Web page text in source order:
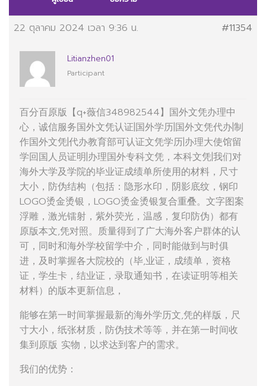
22 ตุลาคม 2024 เวลา 9:36 น. #11354
Litianzhen01
Participant
百分百原版【q+薇信348982544】国外文凭办理中
心，诚信服务国外文凭认证|国外学历|国外文凭代办|制
作国外文凭|代办教育部可认证文凭学历|办理大使馆留
学回国人员证明|办理国外专科文凭，本科文凭|我们对
海外大学及学院的毕业证成绩单所使用的材料，尺寸
大小，防伪结构（包括：隐形水印，阴影底纹，钢印
LOGO烫金烫银，LOGO烫金烫银复合重叠。文字图案
浮雕，激光镭射，紫外荧光，温感，复印防伪）都有
原版本文,凭对照。质量得到了广大海外客户群体的认
可，同时和海外学校留学中介，同时能做到与时俱
进，及时掌握各大院校的（毕,业证，成绩单，资格
证，学生卡，结业证，录取通知书，在读证明等相关
材料）的版本更新信息，
能够在第一时间掌握最新的海外学历文,凭的样版，尺
寸大小，纸张材质，防伪技术等等，并在第一时间收
集到原版 实物，以求达到客户的需求。
我们的优势：